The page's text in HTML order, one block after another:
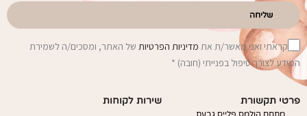
שליחה
קראתי ואני מאשר/ת את מדיניות הפרטיות של האתר, ומסכים/ה לשמירת
המידע לצורך טיפול בפנייתי (חובה) *
פרטי תקשורת שירות לקוחות